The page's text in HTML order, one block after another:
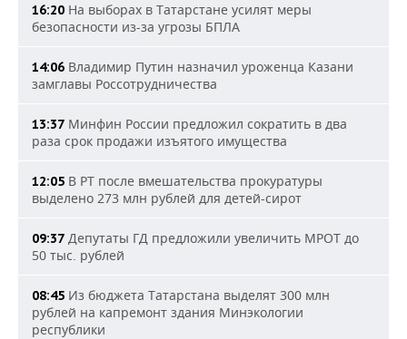
16:20 На выборах в Татарстане усилят меры
безопасности из-за угрозы БПЛА
14:06 Владимир Путин назначил уроженца Казани
замглавы Россотрудничества
13:37 Минфин России предложил сократить в два
раза срок продажи изъятого имущества
12:05 В РТ после вмешательства прокуратуры
выделено 273 млн рублей для детей-сирот
09:37 Депутаты ГД предложили увеличить МРОТ до
50 тыс. рублей
08:45 Из бюджета Татарстана выделят 300 млн
рублей на капремонт здания Минэкологии
республики